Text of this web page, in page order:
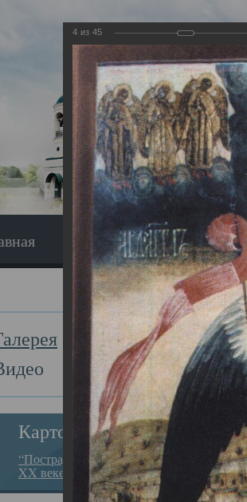
Экскурсия
Картотека
“Пострадавшие за веру в
XX веке на Севере”
Главная
4 из 45